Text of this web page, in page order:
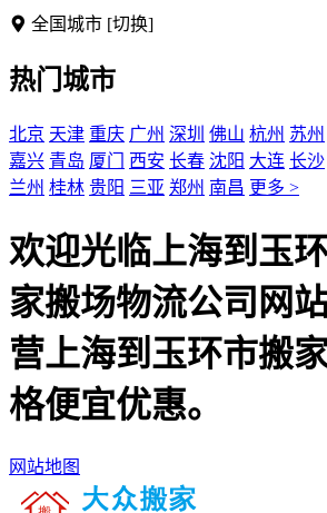
全国城市 [切换]
热门城市
北京 天津 重庆 广州 深圳 佛山 杭州 苏州
嘉兴 青岛 厦门 西安 长春 沈阳 大连 长沙
兰州 桂林 贵阳 三亚 郑州 南昌 更多 >
欢迎光临上海到玉
家搬场物流公司网
营上海到玉环市搬
格便宜优惠。
网站地图